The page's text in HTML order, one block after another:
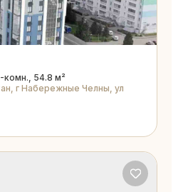
54.8 м²
г Набережные Челны, ул